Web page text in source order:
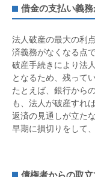
借金の支払い義務
法人破産の最大の利
済義務がなくなる点で
破産手続きにより法
となるため、残って
たとえば、銀行から
も、法人が破産すれ
返済の見通しが立た
早期に損切りをして
債権者からの取